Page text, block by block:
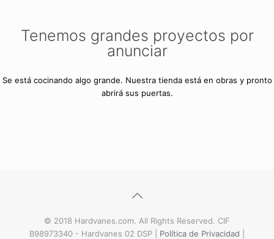
Tenemos grandes proyectos por
anunciar
Se está cocinando algo grande. Nuestra tienda está en obras y pronto
abrirá sus puertas.
© 2018 Hardvanes.com. All Rights Reserved. CIF
B98973340 - Hardvanes 02 DSP | Política de Privacidad